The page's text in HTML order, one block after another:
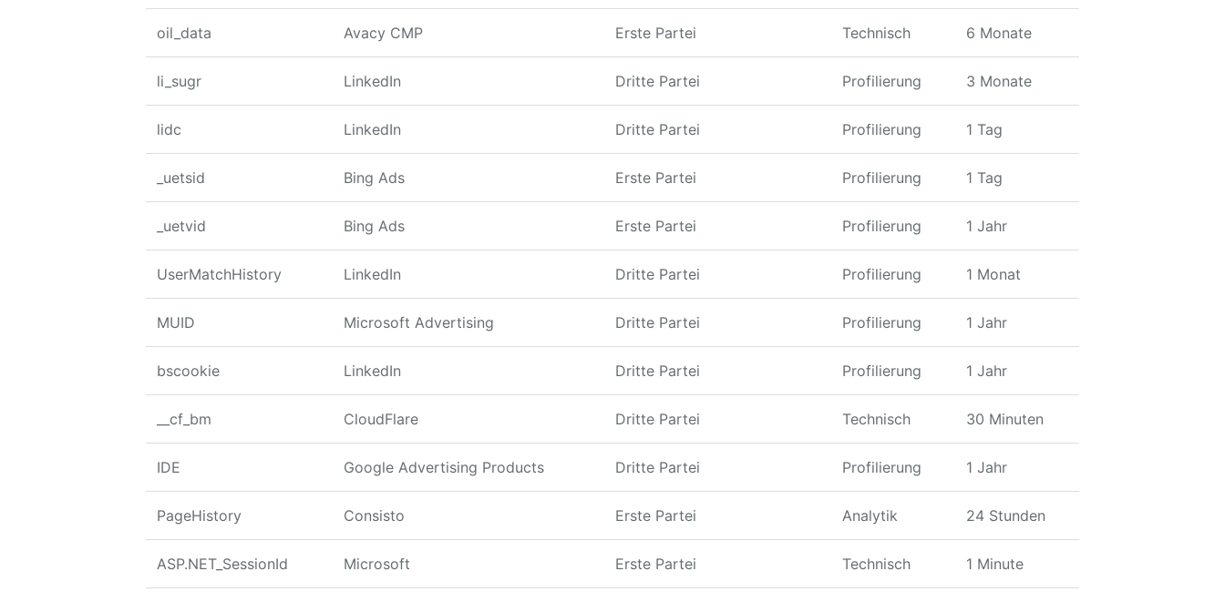
oil_data Avacy CMP Erste Partei Technisch 6 Monate
li_sugr LinkedIn Dritte Partei Profilierung 3 Monate
lidc LinkedIn Dritte Partei Profilierung 1 Tag
_uetsid Bing Ads Erste Partei Profilierung 1 Tag
_uetvid Bing Ads Erste Partei Profilierung 1 Jahr
UserMatchHistory LinkedIn Dritte Partei Profilierung 1 Monat
MUID Microsoft Advertising Dritte Partei Profilierung 1 Jahr
bscookie LinkedIn Dritte Partei Profilierung 1 Jahr
__cf_bm CloudFlare Dritte Partei Technisch 30 Minuten
IDE Google Advertising Products Dritte Partei Profilierung 1 Jahr
PageHistory Consisto Erste Partei Analytik 24 Stunden
ASP.NET_SessionId Microsoft Erste Partei Technisch 1 Minute